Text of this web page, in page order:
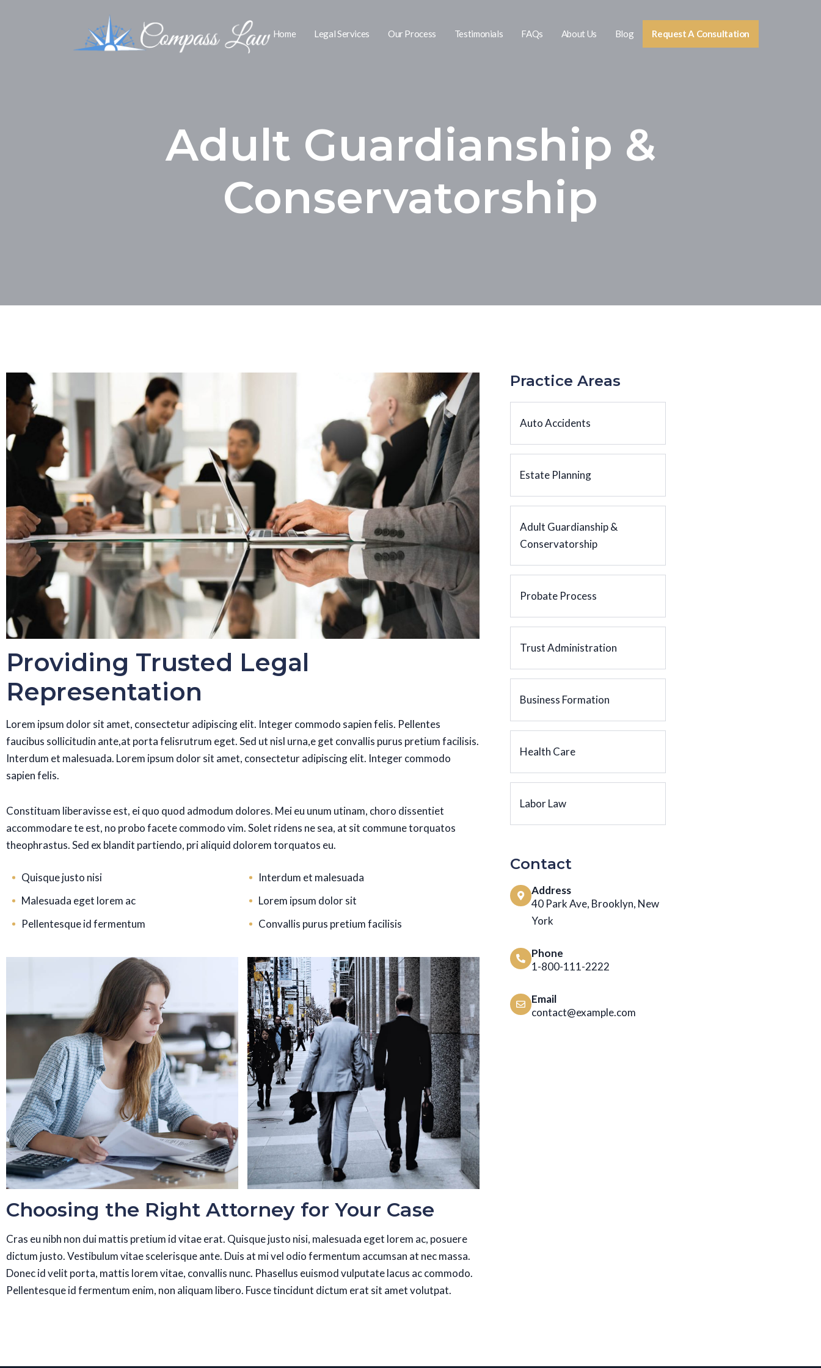
Home Legal Services Our Process Testimonials FAQs About Us Blog Request A Consultation
Adult Guardianship &
Conservatorship
Providing Trusted Legal
Representation
Lorem ipsum dolor sit amet, consectetur adipiscing elit. Integer commodo sapien felis. Pellentes
faucibus sollicitudin ante,at porta felisrutrum eget. Sed ut nisl urna,e get convallis purus pretium facilisis.
Interdum et malesuada. Lorem ipsum dolor sit amet, consectetur adipiscing elit. Integer commodo
sapien felis.
Constituam liberavisse est, ei quo quod admodum dolores. Mei eu unum utinam, choro dissentiet
accommodare te est, no probo facete commodo vim. Solet ridens ne sea, at sit commune torquatos
theophrastus. Sed ex blandit partiendo, pri aliquid dolorem torquatos eu.
Quisque justo nisi
Malesuada eget lorem ac
Pellentesque id fermentum
Interdum et malesuada
Lorem ipsum dolor sit
Convallis purus pretium facilisis
Choosing the Right Attorney for Your Case
Cras eu nibh non dui mattis pretium id vitae erat. Quisque justo nisi, malesuada eget lorem ac, posuere
dictum justo. Vestibulum vitae scelerisque ante. Duis at mi vel odio fermentum accumsan at nec massa.
Donec id velit porta, mattis lorem vitae, convallis nunc. Phasellus euismod vulputate lacus ac commodo.
Pellentesque id fermentum enim, non aliquam libero. Fusce tincidunt dictum erat sit amet volutpat.
Practice Areas
Auto Accidents
Estate Planning
Adult Guardianship &
Conservatorship
Probate Process
Trust Administration
Business Formation
Health Care
Labor Law
Contact
Address
40 Park Ave, Brooklyn, New
York
Phone
1-800-111-2222
Email
contact@example.com